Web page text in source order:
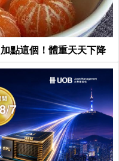
點這個！體重天天下降